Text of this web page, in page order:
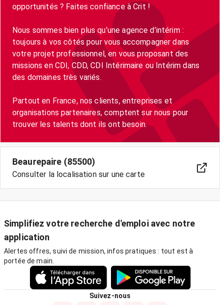
opportunités ? Faites confiance à Crit !
Nous sommes bien plus qu’une agence d’intérim :
toujours à vos côtés pour vous accompagner dans
votre projet professionnel, en vous proposant des
missions en CDI, CDD, CDI Intérimaire ou Intérim dans
des domaines très variés.
Partout en France, nos clients, entreprises et
organisations partenaires, comptent sur nous pour
trouver les talents dont ils ont besoin.
Beaurepaire (85500)
Consulter la localisation sur une carte
Simplifiez votre recherche d'emploi avec notre
application
Alertes offres, suivi de mission, infos pratiques : tout est à
portée de main.
Suivez-nous